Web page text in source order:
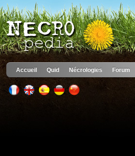
Accueil Quid Nécrologies Forum